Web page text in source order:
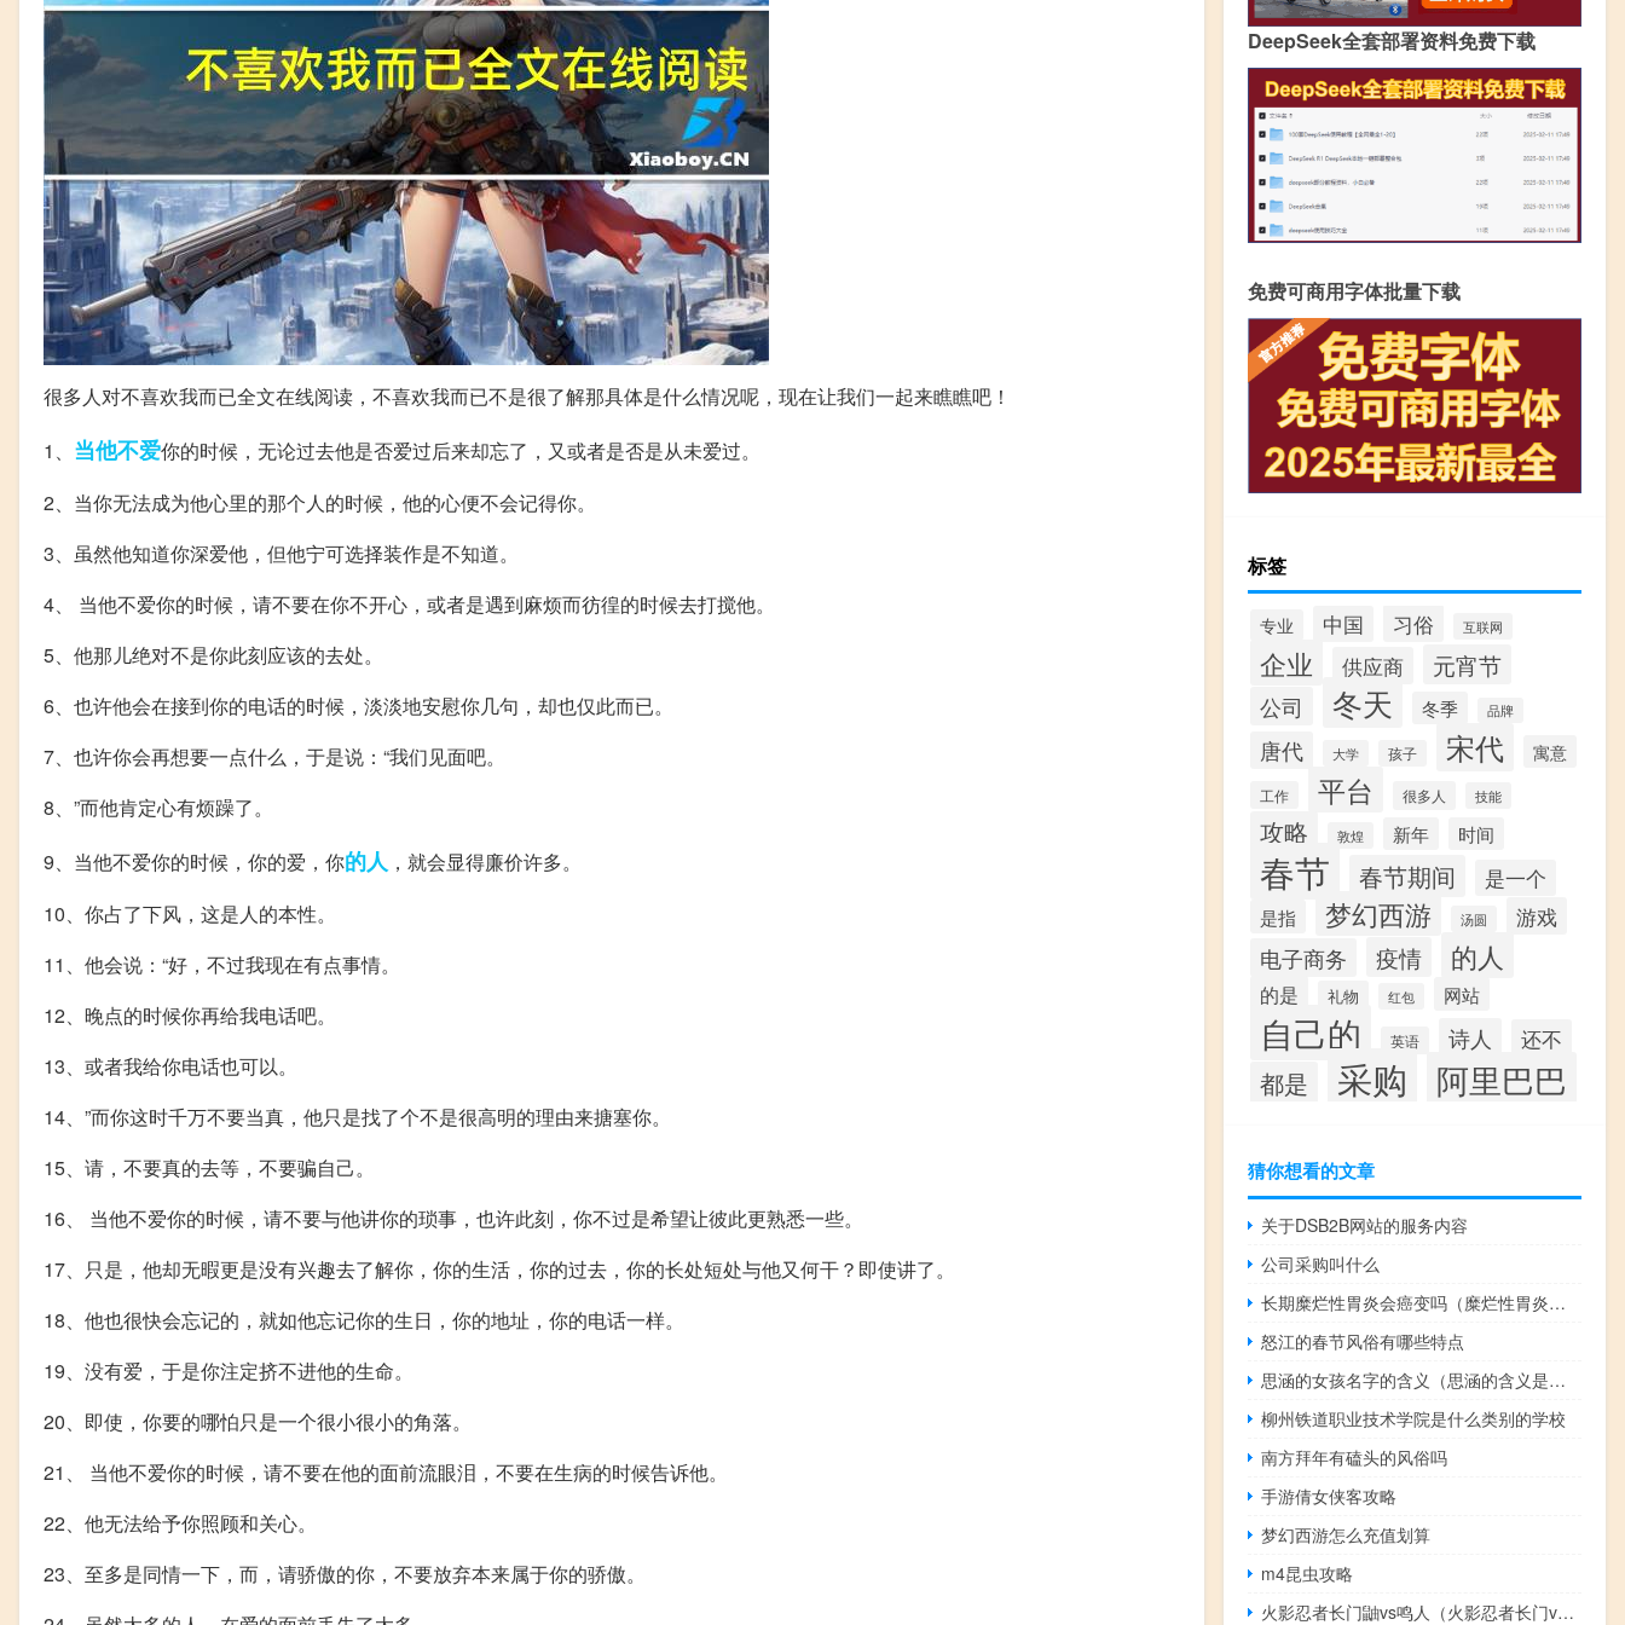
很多人对不喜欢我而已全文在线阅读，不喜欢我而已不是很了解那具体是什么情况呢，现在让我们一起来瞧瞧吧！
1、 当他不爱你的时候，无论过去他是否爱过后来却忘了，又或者是否是从未爱过。
2、当你无法成为他心里的那个人的时候，他的心便不会记得你。
3、虽然他知道你深爱他，但他宁可选择装作是不知道。
4、 当他不爱你的时候，请不要在你不开心，或者是遇到麻烦而彷徨的时候去打搅他。
5、他那儿绝对不是你此刻应该的去处。
6、也许他会在接到你的电话的时候，淡淡地安慰你几句，却也仅此而已。
7、也许你会再想要一点什么，于是说：“我们见面吧。
8、”而他肯定心有烦躁了。
9、当他不爱你的时候，你的爱，你的人 ，就会显得廉价许多。
10、你占了下风，这是人的本性。
11、他会说：“好，不过我现在有点事情。
12、晚点的时候你再给我电话吧。
13、或者我给你电话也可以。
14、”而你这时千万不要当真，他只是找了个不是很高明的理由来搪塞你。
15、请，不要真的去等，不要骗自己。
16、 当他不爱你的时候，请不要与他讲你的琐事，也许此刻，你不过是希望让彼此更熟悉一些。
17、只是，他却无暇更是没有兴趣去了解你，你的生活，你的过去，你的长处短处与他又何干？即使讲了。
18、他也很快会忘记的，就如他忘记你的生日，你的地址，你的电话一样。
19、没有爱，于是你注定挤不进他的生命。
20、即使，你要的哪怕只是一个很小很小的角落。
21、 当他不爱你的时候，请不要在他的面前流眼泪，不要在生病的时候告诉他。
22、他无法给予你照顾和关心。
23、至多是同情一下，而，请骄傲的你，不要放弃本来属于你的骄傲。
DeepSeek全套部署资料免费下载
免费可商用字体批量下载
标签
专业 中国 习俗 互联网
企业 供应商 元宵节
公司 冬天 冬季 品牌
唐代 大学 孩子 宋代 寓意
工作 平台 很多人 技能
攻略 敦煌 新年 时间
春节 春节期间 是一个
是指 梦幻西游 汤圆 游戏
电子商务 疫情 的人
的是 礼物 红包 网站
自己的 英语 诗人 还不
都是 采购 阿里巴巴
猜你想看的文章
关于DSB2B网站的服务内容
公司采购叫什么
长期糜烂性胃炎会癌变吗（糜烂性胃炎会癌变吗）
怒江的春节风俗有哪些特点
思涵的女孩名字的含义（思涵的含义是什么）
柳州铁道职业技术学院是什么类别的学校
南方拜年有磕头的风俗吗
手游倩女侠客攻略
梦幻西游怎么充值划算
m4昆虫攻略
火影忍者长门鼬vs鸣人（火影忍者长门vs鸣人）